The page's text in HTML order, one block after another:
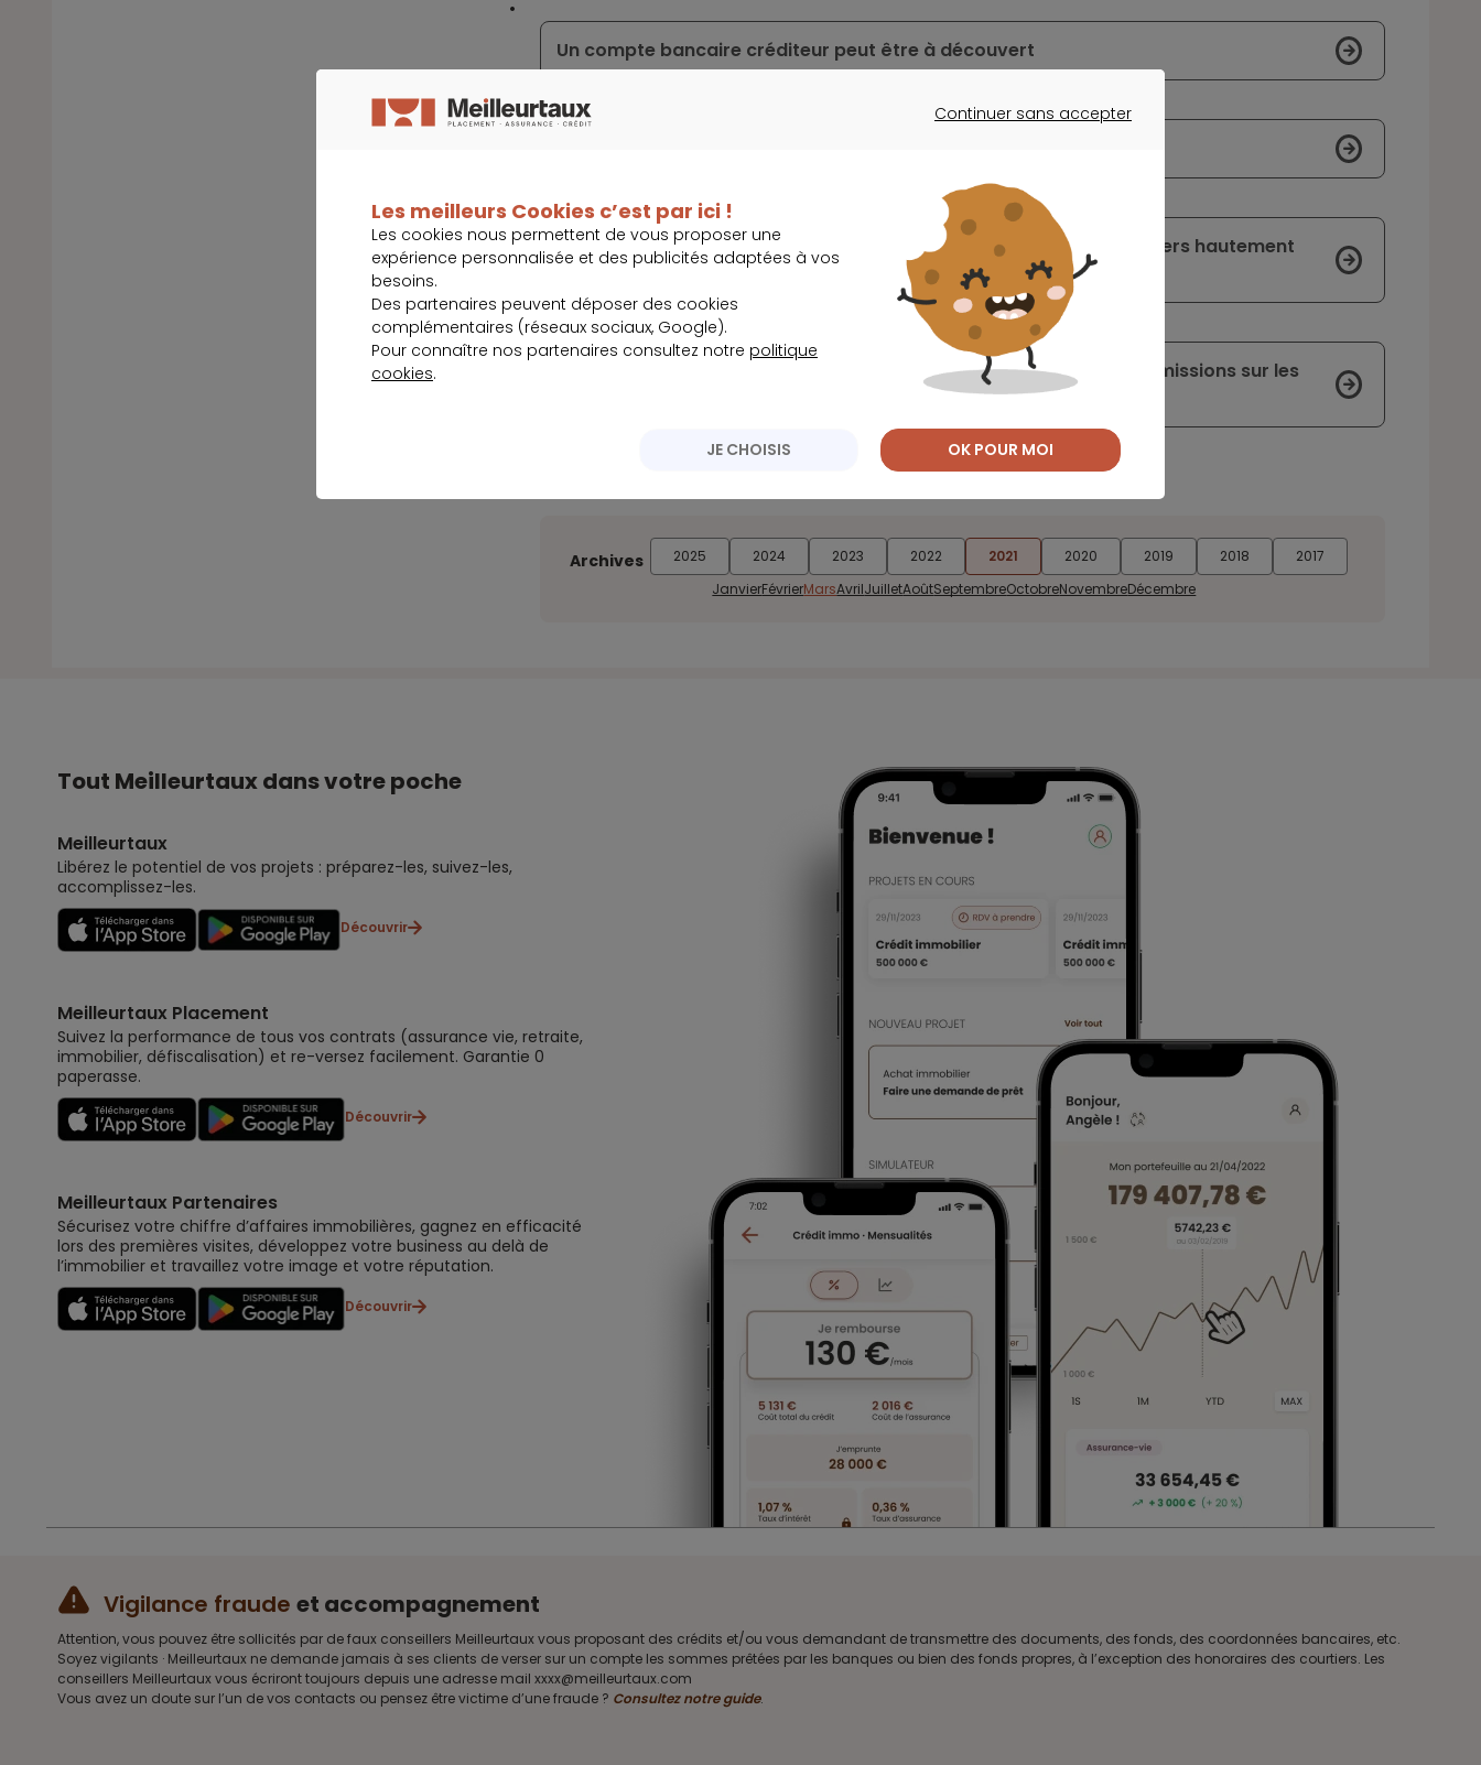
Un compte bancaire créditeur peut être à découvert
La fintech Diool est désormais mieux armée pour faire face à l’univers hautement
concurrentiel des paiements digitaux du Cameroun
« 60 millions de consommateurs » exige un plafonnement des commissions sur les
Archives 2025 2024 2023 2022 2021 2020 2019 2018
2017
JanvierFévrierMarsAvrilJuilletAoûtSeptembreOctobreNovembreDécembre
Tout Meilleurtaux dans votre poche
Meilleurtaux
Libérez le potentiel de vos projets : préparez-les, suivez-les,
accomplissez-les.
Découvrir
Meilleurtaux Placement
Suivez la performance de tous vos contrats (assurance vie, retraite,
immobilier, défiscalisation) et re-versez facilement. Garantie 0
paperasse.
Découvrir
Meilleurtaux Partenaires
Sécurisez votre chiffre d’affaires immobilières, gagnez en efficacité
lors des premières visites, développez votre business au delà de
l’immobilier et travaillez votre image et votre réputation.
Découvrir
Vigilance fraude et accompagnement
Attention, vous pouvez être sollicités par de faux conseillers Meilleurtaux vous proposant des crédits et/ou vous demandant de transmettre des documents, des fonds, des coordonnées bancaires, etc.
Soyez vigilants · Meilleurtaux ne demande jamais à ses clients de verser sur un compte les sommes prêtées par les banques ou bien des fonds propres, à l’exception des honoraires des courtiers. Les
conseillers Meilleurtaux vous écriront toujours depuis une adresse mail xxxx@meilleurtaux.com
Vous avez un doute sur l’un de vos contacts ou pensez être victime d’une fraude ? Consultez notre guide.
Continuer sans accepter
Les meilleurs Cookies c’est par ici !
Les cookies nous permettent de vous proposer une
expérience personnalisée et des publicités adaptées à vos
besoins.
Des partenaires peuvent déposer des cookies
complémentaires (réseaux sociaux, Google).
Pour connaître nos partenaires consultez notre politique
cookies.
JE CHOISIS OK POUR MOI